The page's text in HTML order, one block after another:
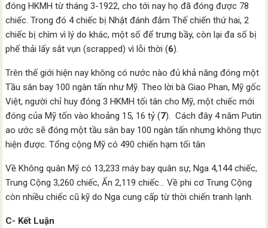
đóng HKMH từ tháng 3-1922, cho tới nay họ đã đóng được 78
chiếc. Trong đó 4 chiếc bị Nhật đánh đắm Thế chiến thứ hai, 2
chiếc bị chìm vì lý do khác, một số để trưng bầy, còn lại đa số bị
phế thải lấy sắt vụn (scrapped) vì lỗi thời (6).
Trên thế giới hiện nay không có nước nào đủ khả năng đóng một
Tầu sân bay 100 ngàn tấn như Mỹ. Theo lời bà Giao Phan, Mỹ gốc
Việt, người chỉ huy đóng 3 HKMH tối tân cho Mỹ, một chiếc mới
đóng của Mỹ tốn vào khoảng 15, 16 tỷ (7). Cách đây 4 năm Putin
ao ước sẽ đóng một tầu sân bay 100 ngàn tấn nhưng không thực
hiện được. Tổng cộng Mỹ có 490 chiến hạm tối tân
Về Không quân Mỹ có 13,233 máy bay quân sự, Nga 4,144 chiếc,
Trung Cộng 3,260 chiếc, Ấn 2,119 chiếc… Về phi cơ Trung Cộng
còn nhiều chiếc cũ kỹ do Nga cung cấp từ thời chiến tranh lạnh.
C- Kết Luận